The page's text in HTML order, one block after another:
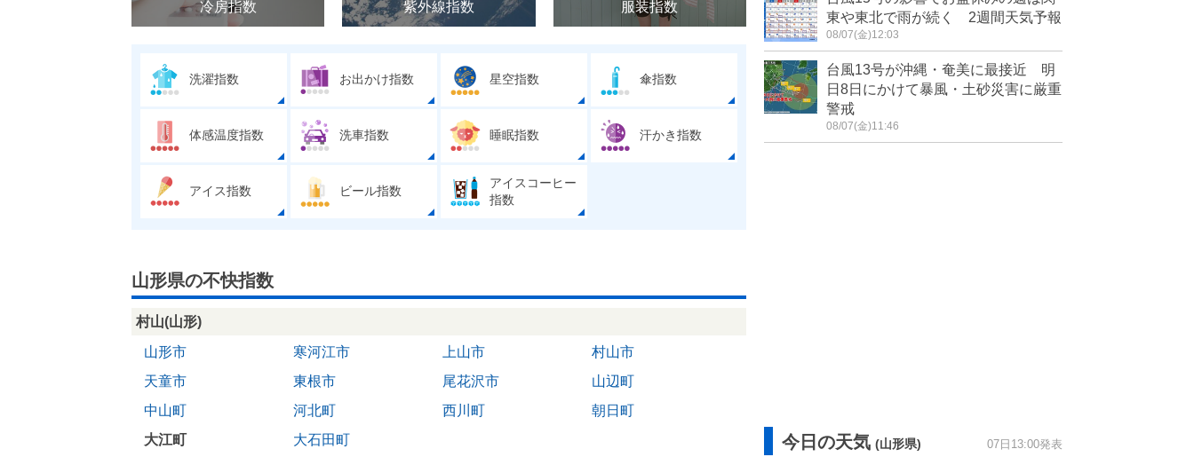
冷房指数 紫外線指数 服装指数
洗濯指数 お出かけ指数 星空指数 傘指数
体感温度指数 洗車指数 睡眠指数 汗かき指数
アイス指数 ビール指数
アイスコーヒー
指数
山形県の不快指数
村山(山形)
山形市
寒河江市 上山市
村山市
天童市
東根市 尾花沢市
山辺町
中山町
河北町 西川町
朝日町
大江町
大石田町
東や東北で雨が続く 2週間天気予報
08/07(金)12:03
台風13号が沖縄・奄美に最接近 明
日8日にかけて暴風・土砂災害に厳重
警戒
08/07(金)11:46
今日の天気 (山形県) 07日13:00発表